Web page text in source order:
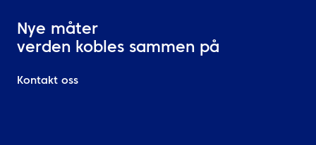
Nye måter
verden kobles sammen på
Kontakt oss